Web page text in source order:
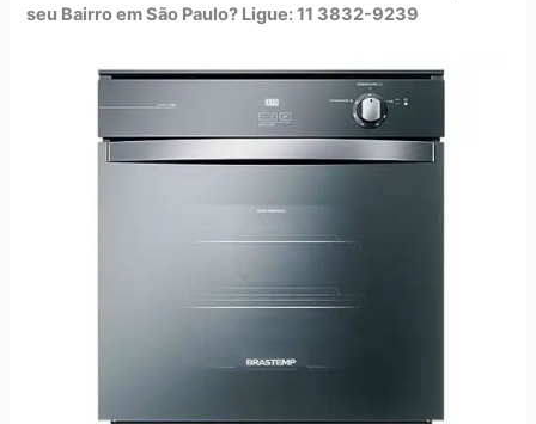
seu Bairro em São Paulo? Ligue: 11 3832-9239